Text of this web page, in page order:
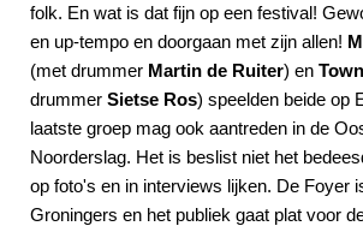
folk. En wat is dat fijn op een festival!
en up-tempo en doorgaan met zijn allen!
(met drummer Martin de Ruiter) en
drummer Sietse Ros) speelden beide op
laatste groep mag ook aantreden in de
Noorderslag. Het is beslist niet het
op foto's en in interviews lijken. De Foyer
Groningers en het publiek gaat plat voor